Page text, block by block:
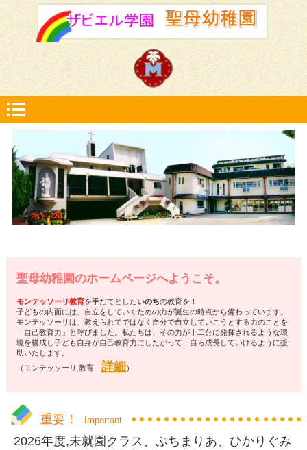
聖母幼稚園のホームページへようこそ。
モンテッソーリ教育を手だてとしたいのちの教育を！
子どもの内面には、自立をしていくための力が誕生の時点から備わっています。
モンテッソーリは、教えられてではなく自分で自立していこうとする力のことを
「自己教育力」と呼びました。私たちは、その力が十二分に発揮されるような環
境を構成し子ども自身が自己教育力にしたがって、自ら成長していけるように援
助いたします。
（モンテッソーリ 教育 詳細 ）
重要！ Important
2026年度,未就園クラス、ぷちまりあ、ひかりぐみ